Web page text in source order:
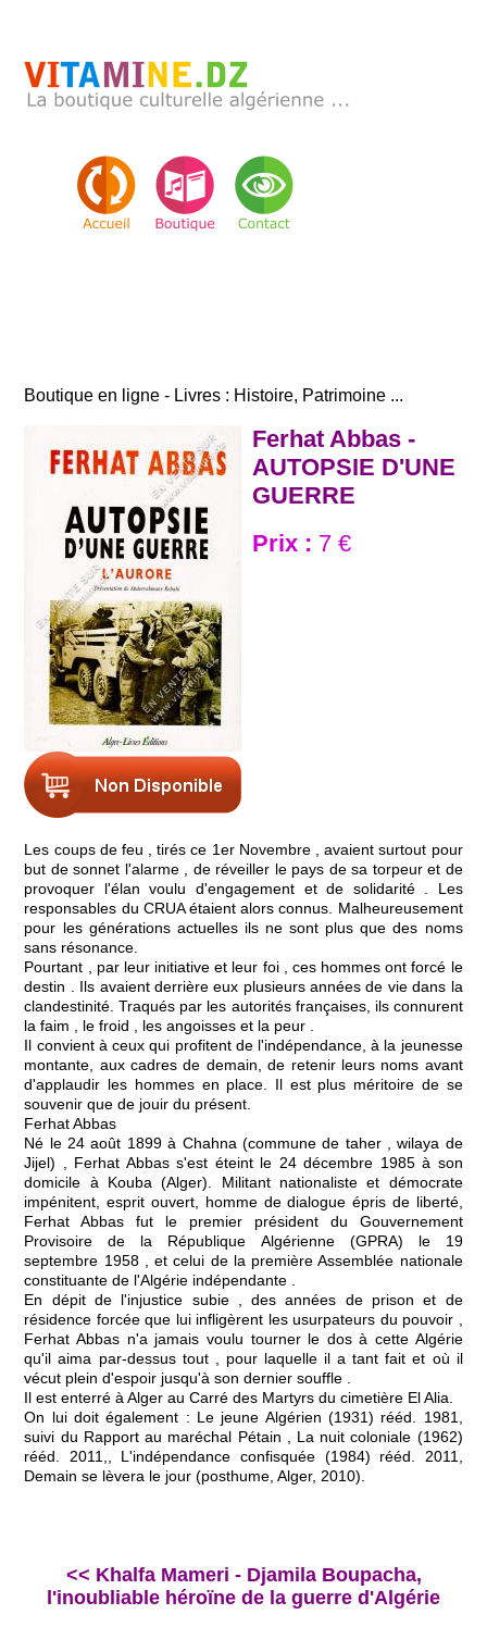
Boutique en ligne - Livres : Histoire, Patrimoine ...
Ferhat Abbas -
AUTOPSIE D'UNE
GUERRE
Prix : 7 €
Les coups de feu , tirés ce 1er Novembre , avaient surtout pour
but de sonnet l'alarme , de réveiller le pays de sa torpeur et de
provoquer l'élan voulu d'engagement et de solidarité . Les
responsables du CRUA étaient alors connus. Malheureusement
pour les générations actuelles ils ne sont plus que des noms
sans résonance.
Pourtant , par leur initiative et leur foi , ces hommes ont forcé le
destin . Ils avaient derrière eux plusieurs années de vie dans la
clandestinité. Traqués par les autorités françaises, ils connurent
la faim , le froid , les angoisses et la peur .
Il convient à ceux qui profitent de l'indépendance, à la jeunesse
montante, aux cadres de demain, de retenir leurs noms avant
d'applaudir les hommes en place. Il est plus méritoire de se
souvenir que de jouir du présent.
Ferhat Abbas
Né le 24 août 1899 à Chahna (commune de taher , wilaya de
Jijel) , Ferhat Abbas s'est éteint le 24 décembre 1985 à son
domicile à Kouba (Alger). Militant nationaliste et démocrate
impénitent, esprit ouvert, homme de dialogue épris de liberté,
Ferhat Abbas fut le premier président du Gouvernement
Provisoire de la République Algérienne (GPRA) le 19
septembre 1958 , et celui de la première Assemblée nationale
constituante de l'Algérie indépendante .
En dépit de l'injustice subie , des années de prison et de
résidence forcée que lui infligèrent les usurpateurs du pouvoir ,
Ferhat Abbas n'a jamais voulu tourner le dos à cette Algérie
qu'il aima par-dessus tout , pour laquelle il a tant fait et où il
vécut plein d'espoir jusqu'à son dernier souffle .
Il est enterré à Alger au Carré des Martyrs du cimetière El Alia.
On lui doit également : Le jeune Algérien (1931) rééd. 1981,
suivi du Rapport au maréchal Pétain , La nuit coloniale (1962)
rééd. 2011,, L'indépendance confisquée (1984) rééd. 2011,
Demain se lèvera le jour (posthume, Alger, 2010).
<< Khalfa Mameri - Djamila Boupacha,
l'inoubliable héroïne de la guerre d'Algérie